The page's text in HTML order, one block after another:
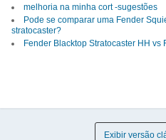
melhoria na minha cort -sugestões
Pode se comparar uma Fender
stratocaster?
Fender Blacktop Stratocaster HH
Exibir versão